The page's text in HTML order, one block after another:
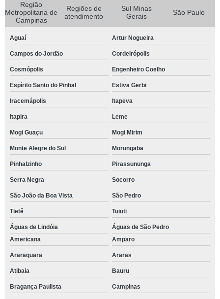
Região
Metropolitana de
Campinas
Regiões de
atendimento
Sul Minas
Gerais
São Paulo
Aguaí Artur Nogueira
Campos do Jordão Cordeirópolis
Cosmópolis Engenheiro Coelho
Espírito Santo do Pinhal Estiva Gerbi
Iracemápolis Itapeva
Itapira Leme
Mogi Guaçu Mogi Mirim
Monte Alegre do Sul Morungaba
Pinhalzinho Pirassununga
Serra Negra Socorro
São João da Boa Vista São Pedro
Tietê Tuiuti
Águas de Lindóia
Águas de São Pedro
Americana
Amparo
Araraquara Araras
Atibaia Bauru
Bragança Paulista Campinas